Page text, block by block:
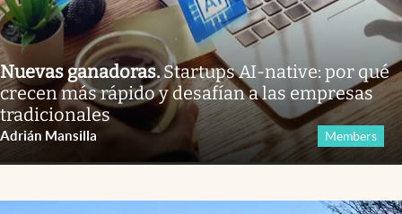
Nuevas ganadoras.Startups AI-native: por qué
crecen más rápido y desafían a las empresas
tradicionales
Adrián Mansilla Members